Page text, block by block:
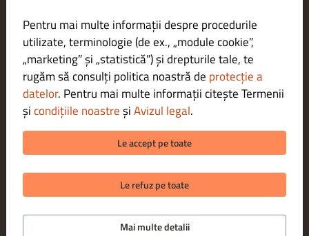
Contactează-ne
Politica de confidențialitate
Termeni și condiții
Aviz juridic
METODE DE PLATĂ PENTRU LIVRARE
Pentru mai multe informații despre procedurile
utilizate, terminologie (de ex., „module cookie”,
„marketing” și „statistică”) și drepturile tale, te
rugăm să consulți politica noastră de protecție a
datelor. Pentru mai multe informații citește Termenii
șicondițiile noastreșiAvizul legal.
Le accept pe toate
Le refuz pe toate
Mai multe detalii